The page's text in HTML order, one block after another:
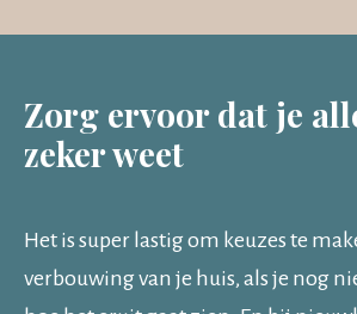
Zorg ervoor dat je
zeker weet
Het is super lastig om keuzes te
verbouwing van je huis, als je nog